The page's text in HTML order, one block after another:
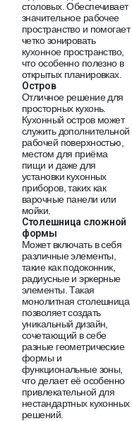
столовых. Обеспечивает
значительное рабочее
пространство и помогает
четко зонировать
кухонное пространство,
что особенно полезно в
открытых планировках.
Остров
Отличное решение для
просторных кухонь.
Кухонный остров может
служить дополнительной
рабочей поверхностью,
местом для приёма
пищи и даже для
установки кухонных
приборов, таких как
варочные панели или
мойки.
Столешница сложной
формы
Может включать в себя
различные элементы,
такие как подоконник,
радиусные и эркерные
элементы. Такая
монолитная столешница
позволяет создать
уникальный дизайн,
сочетающий в себе
разные геометрические
формы и
функциональные зоны,
что делает её особенно
привлекательной для
нестандартных кухонных
решений.